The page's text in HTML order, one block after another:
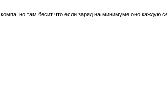
но там бесит что если заряд на минимуме оно каждую